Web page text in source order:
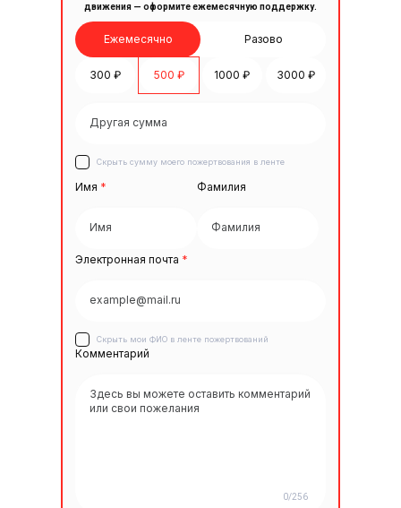
движения — оформите ежемесячную поддержку.
Ежемесячно Разово
300 ₽ 500 ₽ 1000 ₽ 3000 ₽
Скрыть сумму моего пожертвования в ленте
Имя * Фамилия
Электронная почта *
Скрыть мои ФИО в ленте пожертвований
Комментарий
0/256